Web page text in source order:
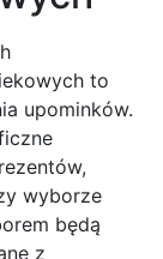
to
upominków.
wyborze
będą
z